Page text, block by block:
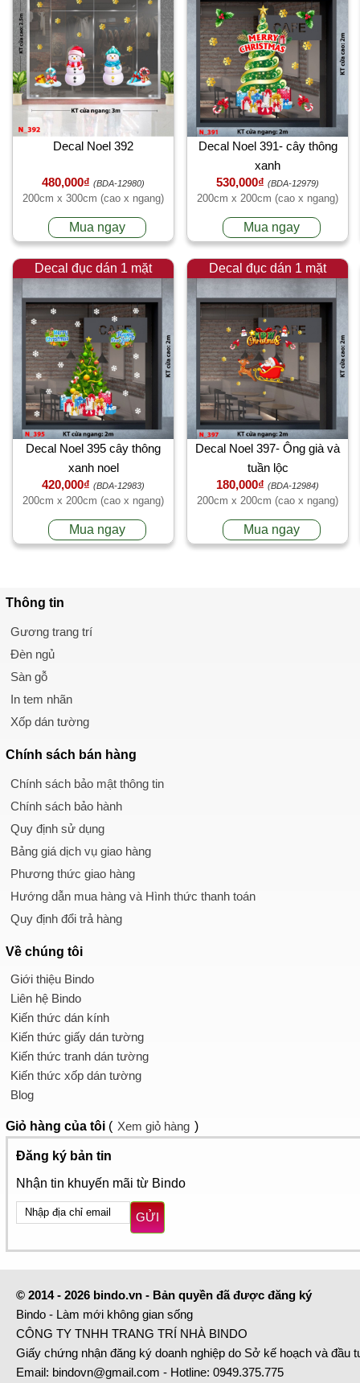
Decal Noel 392
480,000₫ (BDA-12980)
200cm x 300cm (cao x ngang)
Mua ngay
Decal Noel 391- cây thông
xanh
530,000₫ (BDA-12979)
200cm x 200cm (cao x ngang)
Mua ngay
Decal đục dán 1 mặt
Decal Noel 395 cây thông
xanh noel
420,000₫ (BDA-12983)
200cm x 200cm (cao x ngang)
Mua ngay
Decal đục dán 1 mặt
Decal Noel 397- Ông già và
tuần lộc
180,000₫ (BDA-12984)
200cm x 200cm (cao x ngang)
Mua ngay
Thông tin
Gương trang trí
Đèn ngủ
Sàn gỗ
In tem nhãn
Xốp dán tường
Chính sách bán hàng
Chính sách bảo mật thông tin
Chính sách bảo hành
Quy định sử dụng
Bảng giá dịch vụ giao hàng
Phương thức giao hàng
Hướng dẫn mua hàng và Hình thức thanh toán
Quy định đổi trả hàng
Về chúng tôi
Giới thiệu Bindo
Liên hệ Bindo
Kiến thức dán kính
Kiến thức giấy dán tường
Kiến thức tranh dán tường
Kiến thức xốp dán tường
Blog
Giỏ hàng của tôi ( Xem giỏ hàng )
Đăng ký bản tin
Nhận tin khuyến mãi từ Bindo
GỬI
© 2014 - 2026 bindo.vn - Bản quyền đã được đăng ký
Bindo - Làm mới không gian sống
CÔNG TY TNHH TRANG TRÍ NHÀ BINDO
Giấy chứng nhận đăng ký doanh nghiệp do Sở kế hoạch và đầu
Email: bindovn@gmail.com - Hotline: 0949.375.775